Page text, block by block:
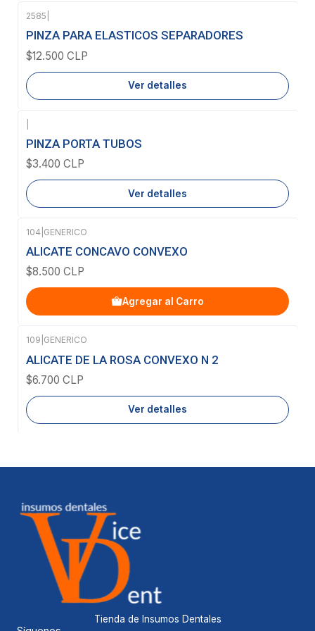
Agotado
2585
PINZA PARA ELASTICOS SEPARADORES
$12.500 CLP
Ver detalles
Agotado
PINZA PORTA TUBOS
$3.400 CLP
Ver detalles
104 GENERICO
ALICATE CONCAVO CONVEXO
$8.500 CLP
Agregar al Carro
Agotado
109 GENERICO
ALICATE DE LA ROSA CONVEXO N 2
$6.700 CLP
Ver detalles
Tienda de Insumos Dentales